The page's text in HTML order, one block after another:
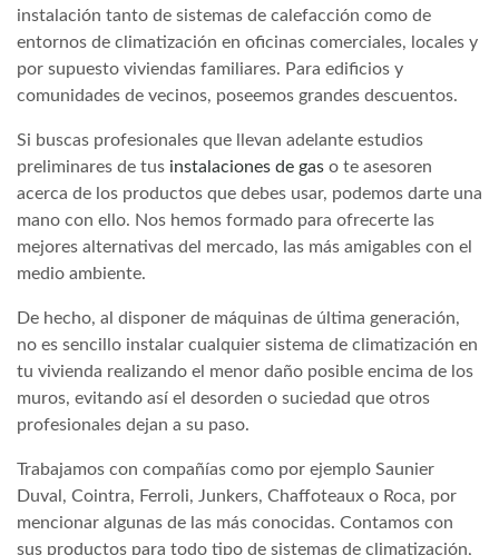
instalación tanto de sistemas de calefacción como de
entornos de climatización en oficinas comerciales, locales y
por supuesto viviendas familiares. Para edificios y
comunidades de vecinos, poseemos grandes descuentos.
Si buscas profesionales que llevan adelante estudios
preliminares de tus instalaciones de gas o te asesoren
acerca de los productos que debes usar, podemos darte una
mano con ello. Nos hemos formado para ofrecerte las
mejores alternativas del mercado, las más amigables con el
medio ambiente.
De hecho, al disponer de máquinas de última generación,
no es sencillo instalar cualquier sistema de climatización en
tu vivienda realizando el menor daño posible encima de los
muros, evitando así el desorden o suciedad que otros
profesionales dejan a su paso.
Trabajamos con compañías como por ejemplo Saunier
Duval, Cointra, Ferroli, Junkers, Chaffoteaux o Roca, por
mencionar algunas de las más conocidas. Contamos con
sus productos para todo tipo de sistemas de climatización,